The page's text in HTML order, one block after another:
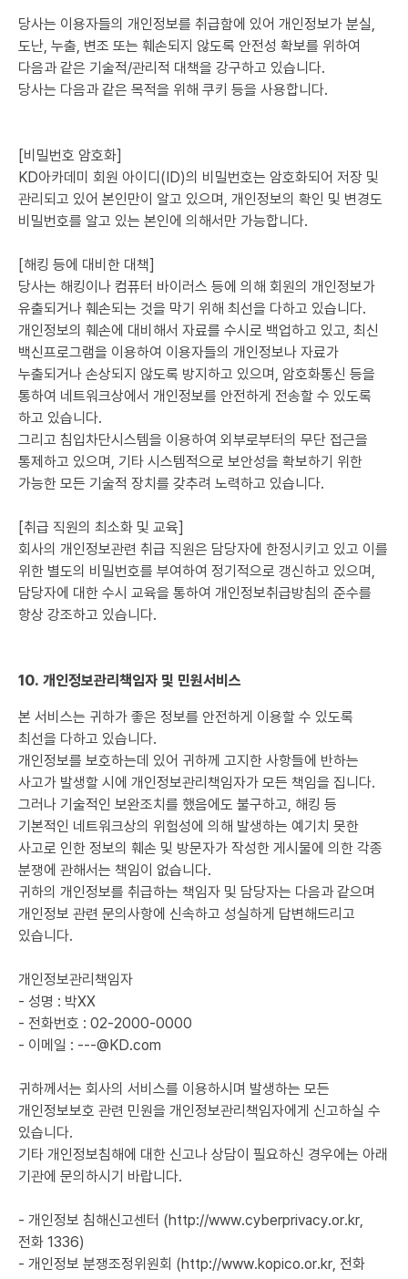
당사는 이용자들의 개인정보를 취급함에 있어 개인정보가 분실,
도난, 누출, 변조 또는 훼손되지 않도록 안전성 확보를 위하여
다음과 같은 기술적/관리적 대책을 강구하고 있습니다.
당사는 다음과 같은 목적을 위해 쿠키 등을 사용합니다.
[비밀번호 암호화]
KD아카데미 회원 아이디(ID)의 비밀번호는 암호화되어 저장 및
관리되고 있어 본인만이 알고 있으며, 개인정보의 확인 및 변경도
비밀번호를 알고 있는 본인에 의해서만 가능합니다.
[해킹 등에 대비한 대책]
당사는 해킹이나 컴퓨터 바이러스 등에 의해 회원의 개인정보가
유출되거나 훼손되는 것을 막기 위해 최선을 다하고 있습니다.
개인정보의 훼손에 대비해서 자료를 수시로 백업하고 있고, 최신
백신프로그램을 이용하여 이용자들의 개인정보나 자료가
누출되거나 손상되지 않도록 방지하고 있으며, 암호화통신 등을
통하여 네트워크상에서 개인정보를 안전하게 전송할 수 있도록
하고 있습니다.
그리고 침입차단시스템을 이용하여 외부로부터의 무단 접근을
통제하고 있으며, 기타 시스템적으로 보안성을 확보하기 위한
가능한 모든 기술적 장치를 갖추려 노력하고 있습니다.
[취급 직원의 최소화 및 교육]
회사의 개인정보관련 취급 직원은 담당자에 한정시키고 있고 이를
위한 별도의 비밀번호를 부여하여 정기적으로 갱신하고 있으며,
담당자에 대한 수시 교육을 통하여 개인정보취급방침의 준수를
항상 강조하고 있습니다.
10. 개인정보관리책임자 및 민원서비스
본 서비스는 귀하가 좋은 정보를 안전하게 이용할 수 있도록
최선을 다하고 있습니다.
개인정보를 보호하는데 있어 귀하께 고지한 사항들에 반하는
사고가 발생할 시에 개인정보관리책임자가 모든 책임을 집니다.
그러나 기술적인 보완조치를 했음에도 불구하고, 해킹 등
기본적인 네트워크상의 위험성에 의해 발생하는 예기치 못한
사고로 인한 정보의 훼손 및 방문자가 작성한 게시물에 의한 각종
분쟁에 관해서는 책임이 없습니다.
귀하의 개인정보를 취급하는 책임자 및 담당자는 다음과 같으며
개인정보 관련 문의사항에 신속하고 성실하게 답변해드리고
있습니다.
개인정보관리책임자
- 성명 : 박XX
- 전화번호 : 02-2000-0000
- 이메일 : ---@KD.com
귀하께서는 회사의 서비스를 이용하시며 발생하는 모든
개인정보보호 관련 민원을 개인정보관리책임자에게 신고하실 수
있습니다.
기타 개인정보침해에 대한 신고나 상담이 필요하신 경우에는 아래
기관에 문의하시기 바랍니다.
- 개인정보 침해신고센터 (http://www.cyberprivacy.or.kr,
전화 1336)
- 개인정보 분쟁조정위원회 (http://www.kopico.or.kr, 전화